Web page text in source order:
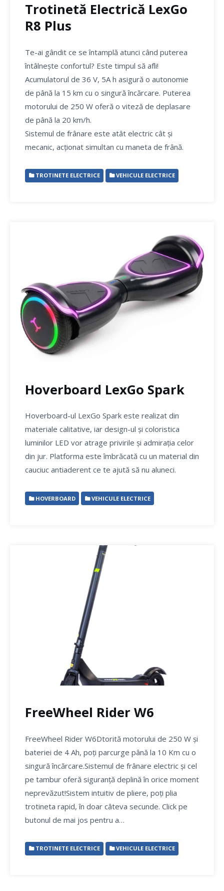
Trotinetă Electrică LexGo
R8 Plus
Te-ai gândit ce se întamplă atunci când puterea
întâlnește confortul? Este timpul să afli!
Acumulatorul de 36 V, 5A h asigură o autonomie
de până la 15 km cu o singură încărcare. Puterea
motorului de 250 W oferă o viteză de deplasare
de până la 20 km/h.
Sistemul de frânare este atât electric cât și
mecanic, acționat simultan cu maneta de frână.
TROTINETE ELECTRICE VEHICULE ELECTRICE
Hoverboard LexGo Spark
Hoverboard-ul LexGo Spark este realizat din
materiale calitative, iar design-ul și coloristica
luminilor LED vor atrage privirile și admirația celor
din jur. Platforma este îmbrăcată cu un material din
cauciuc antiaderent ce te ajută să nu aluneci.
HOVERBOARD VEHICULE ELECTRICE
FreeWheel Rider W6
FreeWheel Rider W6Dtorită motorului de 250 W și
bateriei de 4 Ah, poți parcurge până la 10 Km cu o
singură încărcare.Sistemul de frânare electric și cel
pe tambur oferă siguranță deplină în orice moment
neprevăzut!Sistem intuitiv de pliere, poți plia
trotineta rapid, în doar câteva secunde. Click pe
butonul de mai jos pentru a…
TROTINETE ELECTRICE VEHICULE ELECTRICE